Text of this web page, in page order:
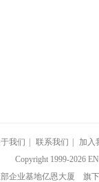
我们 联系我们
加入
Copyright 1999-2026
企业基地亿恩大厦 旗